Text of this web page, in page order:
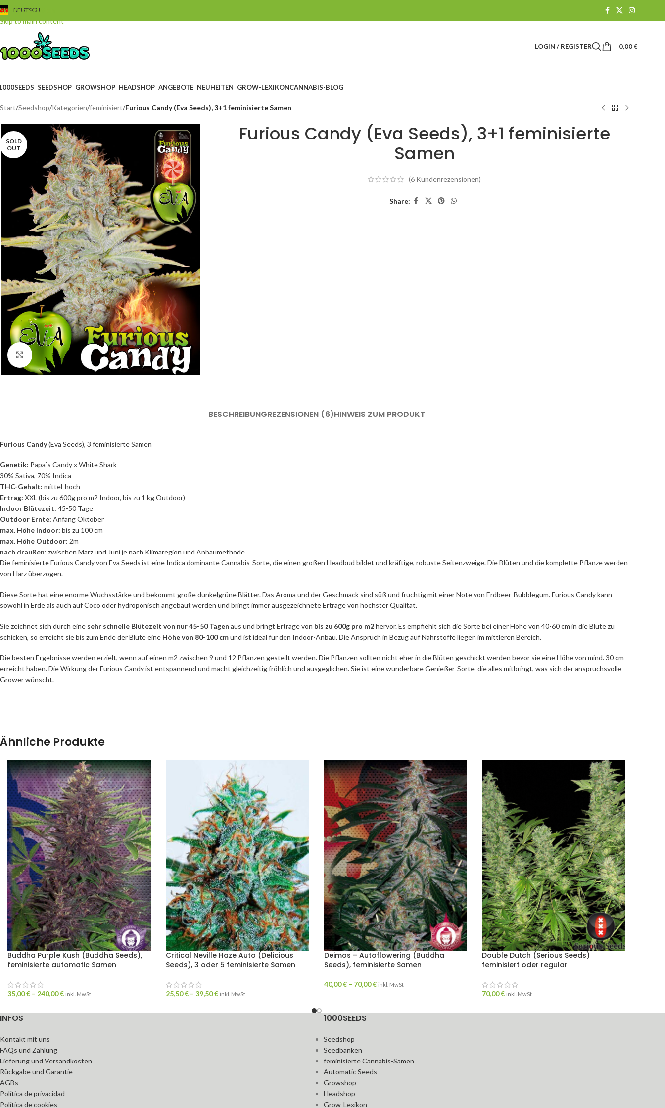
Skip to navigation
Skip to main content
DEUTSCH
LOGIN / REGISTER 0,00€
SEEDSHOP GROWSHOP HEADSHOP ANGEBOTE NEUHEITEN GROW-LEXIKONCANNABIS-BLOG
Start/Seedshop/Kategorien/feminisiert/Furious Candy (Eva Seeds), 3+1 feminisierte Samen
SOLD
OUT
Click to enlarge
Furious Candy (Eva Seeds), 3+1 feminisierte
Samen
(6 Kundenrezensionen)
Share:
BESCHREIBUNGREZENSIONEN (6)HINWEIS ZUM PRODUKT
Furious Candy(Eva Seeds), 3 feminisierte Samen
Genetik: Papa`s Candy x White Shark
30% Sativa, 70% Indica
THC-Gehalt: mittel-hoch
Ertrag: XXL (bis zu 600g pro m2 Indoor, bis zu 1 kg Outdoor)
Indoor Blütezeit: 45-50 Tage
Outdoor Ernte: Anfang Oktober
max. Höhe Indoor: bis zu 100 cm
max. Höhe Outdoor: 2m
nach draußen: zwischen März und Juni je nach Klimaregion und Anbaumethode
Die feminisierte Furious Candy von Eva Seeds ist eine Indica dominante Cannabis-Sorte, die einen großen Headbud bildet und kräftige, robuste Seitenzweige. Die Blüten und die komplette Pflanze werden
von Harz überzogen.
Diese Sorte hat eine enorme Wuchsstärke und bekommt große dunkelgrüne Blätter. Das Aroma und der Geschmack sind süß und fruchtig mit einer Note von Erdbeer-Bubblegum. Furious Candy kann
sowohl in Erde als auch auf Coco oder hydroponisch angebaut werden und bringt immer ausgezeichnete Erträge von höchster Qualität.
Sie zeichnet sich durch eine sehr schnelle Blütezeit von nur 45-50 Tagen aus und bringt Erträge von bis zu 600g pro m2hervor. Es empfiehlt sich die Sorte bei einer Höhe von 40-60 cm in die Blüte zu
schicken, so erreicht sie bis zum Ende der Blüte eine Höhe von 80-100 cmund ist ideal für den Indoor-Anbau. Die Ansprüch in Bezug auf Nährstoffe liegen im mittleren Bereich.
Die besten Ergebnisse werden erzielt, wenn auf einen m2 zwischen 9 und 12 Pflanzen gestellt werden. Die Pflanzen sollten nicht eher in die Blüten geschickt werden bevor sie eine Höhe von mind. 30 cm
erreicht haben. Die Wirkung der Furious Candy ist entspannend und macht gleichzeitig fröhlich und ausgeglichen. Sie ist eine wunderbare Genießer-Sorte, die alles mitbringt, was sich der anspruchsvolle
Grower wünscht.
Ähnliche Produkte
Buddha Purple Kush (Buddha Seeds),
feminisierte automatic Samen
35,00€ – 240,00€ inkl. MwSt
Critical Neville Haze Auto (Delicious
Seeds), 3 oder 5 feminisierte Samen
25,50€ – 39,50€ inkl. MwSt
Deimos – Autoflowering (Buddha
Seeds), feminisierte Samen
40,00€ – 70,00€ inkl. MwSt
Double Dutch (Serious Seeds)
feminisiert oder regular
70,00€ inkl. MwSt
INFOS
Kontakt mit uns
FAQs und Zahlung
Lieferung und Versandkosten
Rückgabe und Garantie
AGBs
Política de privacidad
Política de cookies
1000SEEDS
Seedshop
Seedbanken
feminisierte Cannabis-Samen
Automatic Seeds
Growshop
Headshop
Grow-Lexikon